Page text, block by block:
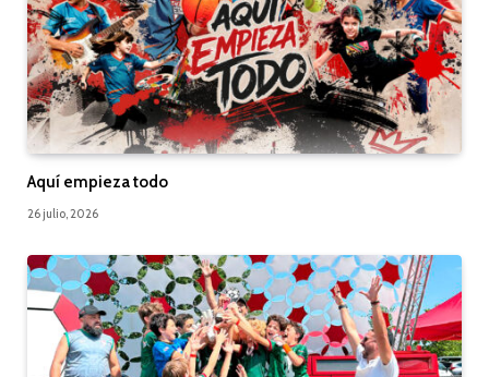
Aquí empieza todo
26 julio, 2026